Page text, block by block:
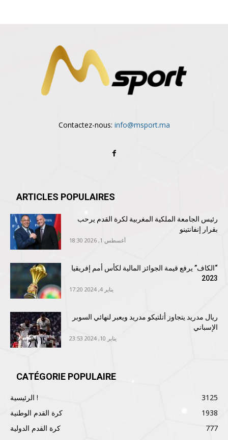
Contactez-nous: info@msport.ma
ARTICLES POPULAIRES
رئيس الجامعة الملكية المغربية لكرة القدم يرحب
بقرار إنفانتينو
أغسطس 1, 2026 18:30
“الكاف” يرفع قيمة الجوائز المالية لكأس أمم إفريقيا
2023
يناير 4, 2024 17:20
ريال مدريد يتجاوز أتلتيكو مدريد ويعبر لنهائي السوبر
الإسباني
يناير 10, 2024 23:53
CATÉGORIE POPULAIRE
الرئيسية !
3125
كرة القدم الوطنية
1938
كرة القدم الدولية
777